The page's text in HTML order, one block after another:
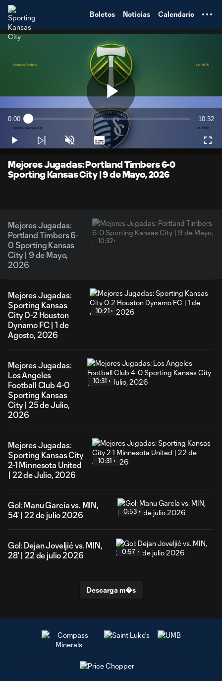
Boletos Noticias Calendario
Play
Video
Current
0:00 Loaded:
1.56%
10:32
Play Unmute Subtitles
Mejores Jugadas: Portland Timbers 6-0
Sporting Kansas City | 9 de Mayo, 2026
Mejores Jugadas:
Portland Timbers 6-
0 Sporting Kansas
City | 9 de Mayo,
2026
10:32
Mejores Jugadas:
Sporting Kansas
City 0-2 Houston
Dynamo FC | 1 de
Agosto, 2026
10:21
Mejores Jugadas:
Los Angeles
Football Club 4-0
Sporting Kansas
City | 25 de Julio,
2026
10:31
Mejores Jugadas:
Sporting Kansas City
2-1 Minnesota United
| 22 de Julio, 2026
10:31
Gol: Manu García vs. MIN,
54' | 22 de julio 2026
0:53
Gol: Dejan Joveljić vs. MIN,
28' | 22 de julio 2026
0:57
Descarga m�s